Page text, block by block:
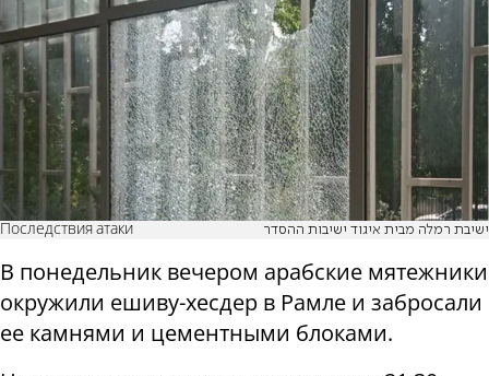
Последствия атаки ישיבת רמלה מבית איגוד ישיבות ההסדר
В понедельник вечером арабские мятежники
окружили ешиву-хесдер в Рамле и забросали
ее камнями и цементными блоками.